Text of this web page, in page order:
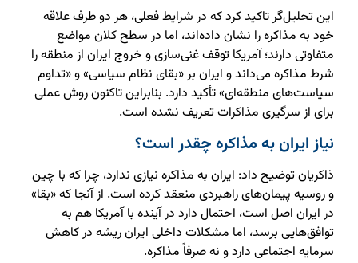
این تحلیل‌گر تاکید کرد که در شرایط فعلی، هر دو طرف علاقه
خود به مذاکره را نشان داده‌اند، اما در سطح کلان مواضع
متفاوتی دارند؛ آمریکا توقف غنی‌سازی و خروج ایران از منطقه را
شرط مذاکره می‌داند و ایران بر «بقای نظام سیاسی» و «تداوم
سیاست‌های منطقه‌ای» تأکید دارد. بنابراین تاکنون روش عملی
برای از سرگیری مذاکرات تعریف نشده است.
نیاز ایران به مذاکره چقدر است؟
ذاکریان توضیح داد: ایران به مذاکره نیازی ندارد، چرا که با چین
و روسیه پیمان‌های راهبردی منعقد کرده است. از آنجا که «بقا»
در ایران اصل است، احتمال دارد در آینده با آمریکا هم به
توافق‌هایی برسد، اما مشکلات داخلی ایران ریشه در کاهش
سرمایه اجتماعی دارد و نه صرفاً مذاکره.